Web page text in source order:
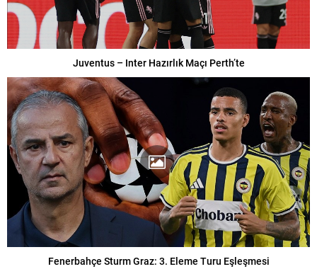
Juventus – Inter Hazırlık Maçı Perth’te
Fenerbahçe Sturm Graz: 3. Eleme Turu Eşleşmesi